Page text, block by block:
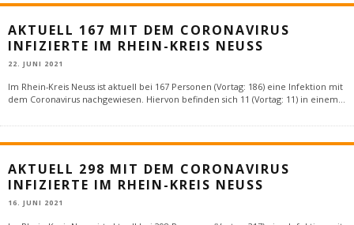
AKTUELL 167 MIT DEM CORONAVIRUS
INFIZIERTE IM RHEIN-KREIS NEUSS
22. JUNI 2021
Im Rhein-Kreis Neuss ist aktuell bei 167 Personen (Vortag: 186) eine Infektion mit
dem Coronavirus nachgewiesen. Hiervon befinden sich 11 (Vortag: 11) in einem...
AKTUELL 298 MIT DEM CORONAVIRUS
INFIZIERTE IM RHEIN-KREIS NEUSS
16. JUNI 2021